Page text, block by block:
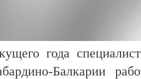
года
Балкарии